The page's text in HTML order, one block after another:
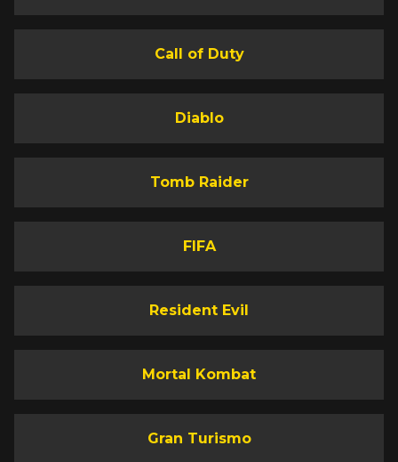
Call of Duty
Diablo
Tomb Raider
FIFA
Resident Evil
Mortal Kombat
Gran Turismo